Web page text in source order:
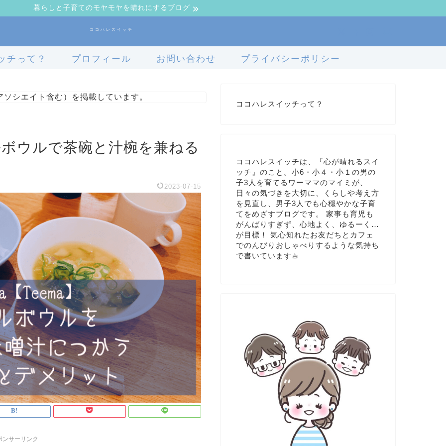
暮らしと子育てのモヤモヤを晴れにするブログ
ココハレスイッチ
チって？ プロフィール お問い合わせ プライバシーポリシー
シエイト含む）を掲載しています。
ウルで茶碗と汁椀を兼ねる
2023-07-15
ンサーリンク
ココハレスイッチって？
ココハレスイッチは、『心が晴れるスイ
ッチ』のこと。小6・小４・小１の男の
子3人を育てるワーママのマイミが、
日々の気づきを大切に、くらしや考え方
を見直し、男子3人でも心穏やかな子育
てをめざすブログです。 家事も育児も
がんばりすぎず、心地よく、ゆるーく…
が目標！ 気心知れたお友だちとカフェ
でのんびりおしゃべりするような気持ち
で書いています☕︎